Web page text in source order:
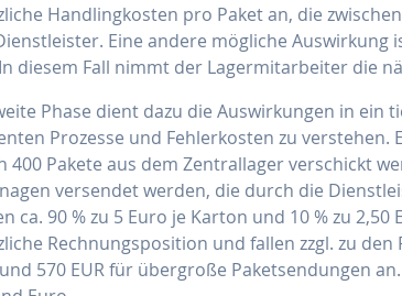
Handlingkosten pro Paket an, die
Eine andere mögliche Auswirkung
diesem Fall nimmt der Lagermitarbeiter die
Phase dient dazu die Auswirkungen in
Prozesse und Fehlerkosten zu verstehen.
400 Pakete aus dem Zentrallager verschickt
versendet werden, die durch die
ca. 90 % zu 5 Euro je Karton und 10 % zu
Rechnungsposition und fallen zzgl. zu
570 EUR für übergroße Paketsendungen